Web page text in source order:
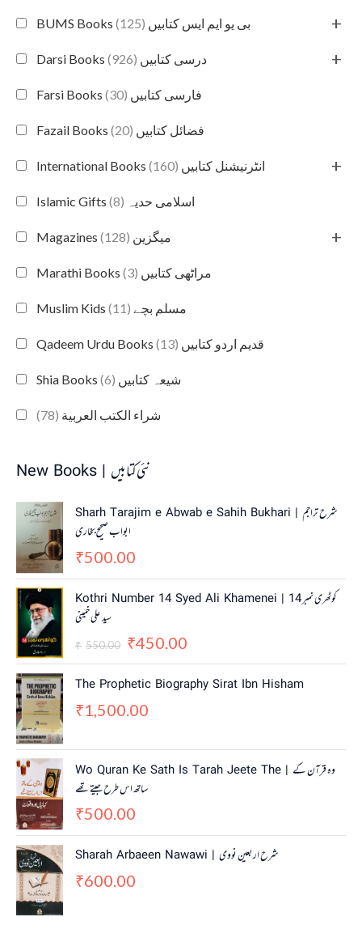
BUMS Books بی یو ایم ایس کتابیں (125) +
Darsi Books درسی کتابیں (926) +
Farsi Books فارسی کتابیں (30)
Fazail Books فضائل کتابیں (20)
International Books انٹرنیشنل کتابیں (160) +
Islamic Gifts اسلامی حدیہ (8)
Magazines میگزین (128) +
Marathi Books مراٹھی کتابیں (3)
Muslim Kids مسلم بچے (11)
Qadeem Urdu Books قدیم اردو کتابیں (13)
Shia Books شیعہ کتابیں (6)
شراء الكتب العربية (78)
New Books | نئی کتابیں
Sharh Tarajim e Abwab e Sahih Bukhari | شرح تراجم
ابواب صحیح بخاری
₹500.00
Kothri Number 14 Syed Ali Khamenei | کوٹھری نمبر 14
سید علی خمینی
₹ 550.00
r
g
a
c
e
w
:
₹
₹450.00
u
r
t
e
4
The Prophetic Biography Sirat Ibn Hisham
₹1,500.00
Wo Quran Ke Sath Is Tarah Jeete The | وہ قرآن کے
ساتھ اس طرح جیتے تھے
₹500.00
Sharah Arbaeen Nawawi | شرح اربعین نووی
₹600.00